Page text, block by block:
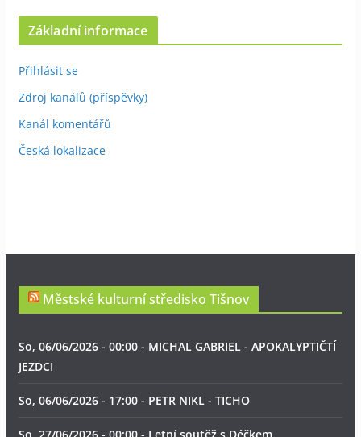
Základní informace
Přihlásit se
Zdroj kanálů (příspěvky)
Kanál komentářů
Česká lokalizace
Městské kulturní středisko Tišnov
So, 06/06/2026 - 00:00 - MICHAL GABRIEL - APOKALYPTIČTÍ
JEZDCI
So, 06/06/2026 - 17:00 - PETR NIKL - TICHO